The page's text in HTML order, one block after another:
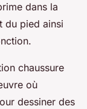
dans la
du pied ainsi
chaussure
où
dessiner des